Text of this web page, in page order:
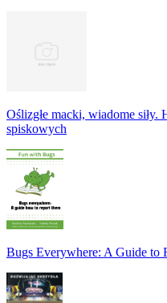
Oślizgłe macki, wiadome
spiskowych
Bugs Everywhere: A Guide to